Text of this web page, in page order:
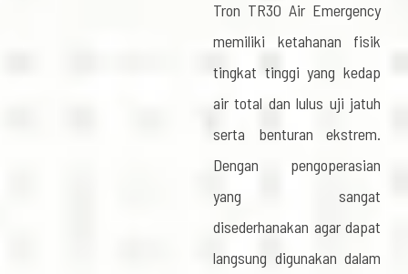
Tron TR30 Air Emergency
memiliki ketahanan fisik
tingkat tinggi yang kedap
air total dan lulus uji jatuh
serta benturan ekstrem.
Dengan pengoperasian
yang sangat
disederhanakan agar dapat
langsung digunakan dalam